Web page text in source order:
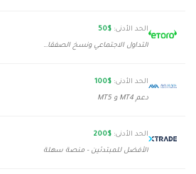
الحد الأدنى: $50
التداول الاجتماعي ونسخ الصفقات
الحد الأدنى: $100
دعم MT4 و MT5
الحد الأدنى: $200
الأفضل للمبتدئين - منصة سهلة